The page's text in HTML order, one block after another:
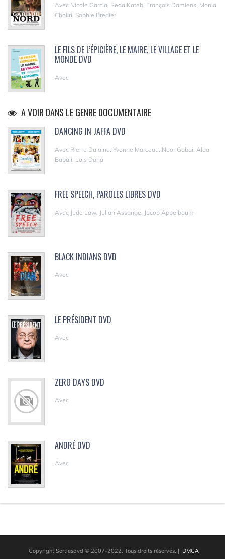
Avec Nicole Garcia, Reda Kateb, François Damiens, Monia
Chokri, Sophie Bredier
LE FILS DE L’ÉPICIÈRE, LE MAIRE, LE VILLAGE ET LE
MONDE DVD
Avec
A VOIR DANS LE GENRE DOCUMENTAIRE
DANCING IN JAFFA DVD
Avec Pierre Dulaine, Yvonne Marceau, Noor Gabai, Alaa
Bubali, Lois Dana
FREE SPEECH, PAROLES LIBRES DVD
Avec Jude Law, Julian Assange, Jacob Appelbaum
BLACK INDIANS DVD
Avec
LE PRÉSIDENT DVD
Avec
ZERO DAYS DVD
Avec
ANDRÉ DVD
Avec
Copyright Sortiesdvd © 2007-2022. Tous droits réservés. | DMCA